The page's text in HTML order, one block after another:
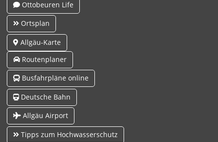
Ottobeuren Life
Ortsplan
Allgäu-Karte
Routenplaner
Busfahrpläne online
Deutsche Bahn
Allgäu Airport
Tipps zum Hochwasserschutz